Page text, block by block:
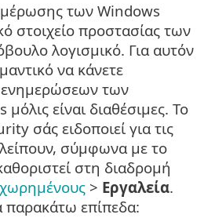
των Windows
στοιχείο προστασίας των
λογισμικό. Για αυτόν
να κάνετε
των
είναι διαθέσιμες. Το
σάς ειδοποιεί για τις
σύμφωνα με το
στη διαδρομή
> Εργαλεία.
παρακάτω επίπεδα: